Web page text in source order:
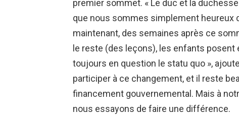
premier sommet. « Le duc et la
que nous sommes simplement heureux
maintenant, des semaines après ce
le reste (des leçons), les enfants
toujours en question le statu quo »,
participer à ce changement, et il reste
financement gouvernemental. Mais à
nous essayons de faire une différence.